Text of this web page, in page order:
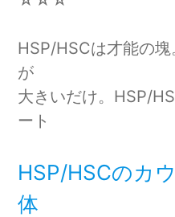
HSP/HSCは才能の
が
大きいだけ。HSP/
ート
HSP/HSCのカ
体